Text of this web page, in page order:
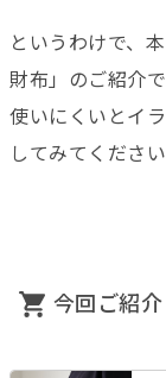
というわけで、
財布」のご紹介
使いにくいとイ
してみてください
今回ご紹